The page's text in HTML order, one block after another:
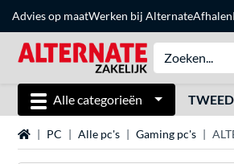
Advies op maatWerken bij AlternateAfhalen
Alle categorieën
Home PC Alle pc's Gaming pc's